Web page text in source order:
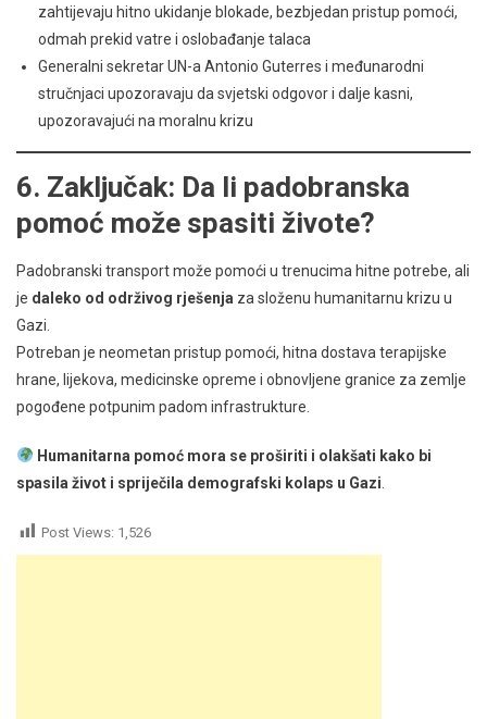
zahtijevaju hitno ukidanje blokade, bezbjedan pristup pomoći,
odmah prekid vatre i oslobađanje talaca
Generalni sekretar UN-a Antonio Guterres i međunarodni
stručnjaci upozoravaju da svjetski odgovor i dalje kasni,
upozoravajući na moralnu krizu
6. Zaključak: Da li padobranska
pomoć može spasiti živote?
Padobranski transport može pomoći u trenucima hitne potrebe, ali
je daleko od održivog rješenja za složenu humanitarnu krizu u
Gazi.
Potreban je neometan pristup pomoći, hitna dostava terapijske
hrane, lijekova, medicinske opreme i obnovljene granice za zemlje
pogođene potpunim padom infrastrukture.
Humanitarna pomoć mora se proširiti i olakšati kako bi
spasila život i spriječila demografski kolaps u Gazi
Post Views: 1,526